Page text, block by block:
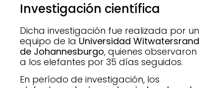
Investigación científica
Dicha investigación fue realizada por un
equipo de la Universidad Witwatersrand
de Johannesburgo, quienes observaron
a los elefantes por 35 días seguidos.
En período de investigación, los